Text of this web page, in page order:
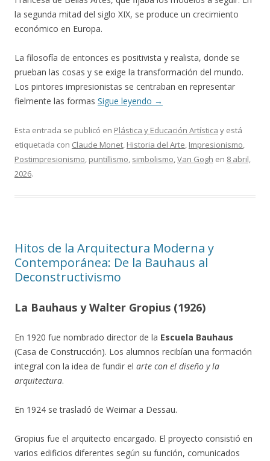
la segunda mitad del siglo XIX, se produce un crecimiento
económico en Europa.
La filosofía de entonces es positivista y realista, donde se
prueban las cosas y se exige la transformación del mundo.
Los pintores impresionistas se centraban en representar
fielmente las formas Sigue leyendo →
Esta entrada se publicó en Plástica y Educación Artística y está
etiquetada con Claude Monet, Historia del Arte, Impresionismo,
Postimpresionismo, puntillismo, simbolismo,Van Gogh en 8 abril,
2026.
Hitos de la Arquitectura Moderna y
Contemporánea: De la Bauhaus al
Deconstructivismo
La Bauhaus y Walter Gropius (1926)
En 1920 fue nombrado director de la Escuela Bauhaus
(Casa de Construcción). Los alumnos recibían una formación
integral con la idea de fundir el arte con el diseño y la
arquitectura.
En 1924 se trasladó de Weimar a Dessau.
Gropius fue el arquitecto encargado. El proyecto consistió en
varios edificios diferentes según su función, comunicados